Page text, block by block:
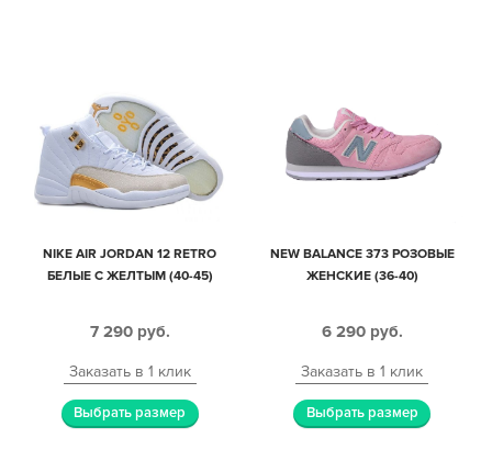
NIKE AIR JORDAN 12 RETRO
БЕЛЫЕ С ЖЕЛТЫМ (40-45)
7 290 руб.
Заказать в 1 клик
Выбрать размер
NEW BALANCE 373 РОЗОВЫЕ
ЖЕНСКИЕ (36-40)
6 290 руб.
Заказать в 1 клик
Выбрать размер